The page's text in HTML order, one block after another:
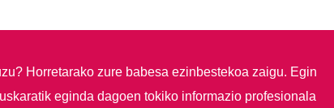
Horretarako zure babesa ezinbestekoa zaigu. Egin
eginda dagoen tokiko informazio profesionala